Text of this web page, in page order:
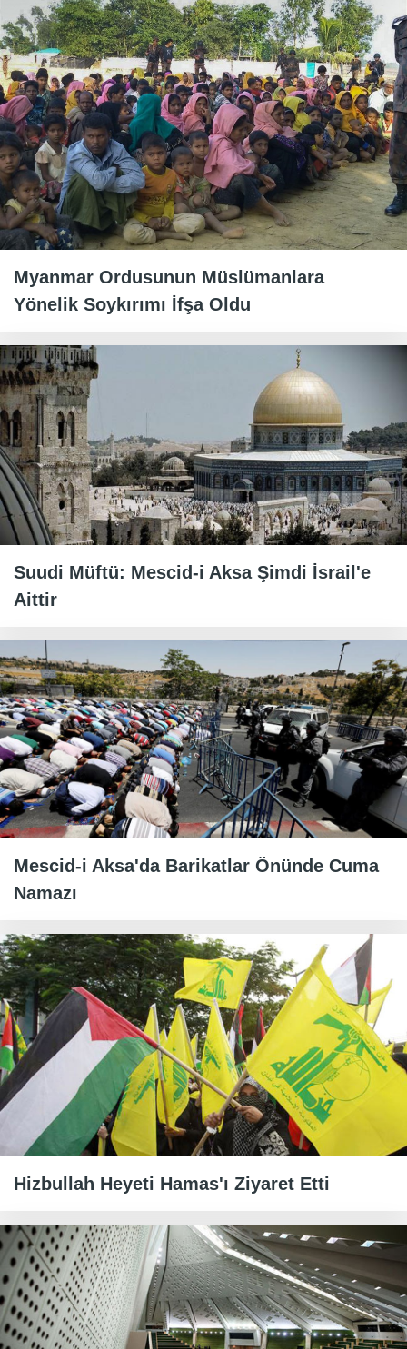
Myanmar Ordusunun Müslümanlara
Yönelik Soykırımı İfşa Oldu
Suudi Müftü: Mescid-i Aksa Şimdi İsrail'e
Aittir
Mescid-i Aksa'da Barikatlar Önünde Cuma
Namazı
Hizbullah Heyeti Hamas'ı Ziyaret Etti